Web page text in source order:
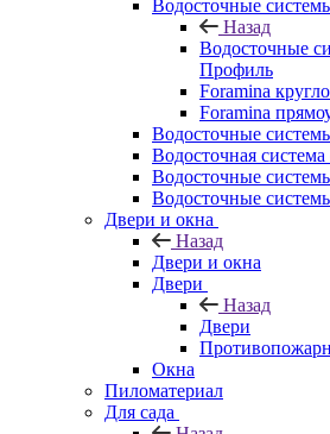
Водосточные
Назад
Водосточные
Профиль
Foramina
Foramina
Водосточные
Водосточная
Водосточные
Водосточные
Двери и окна
Назад
Двери и окна
Двери
Назад
Двери
Окна
Пиломатериал
Для сада